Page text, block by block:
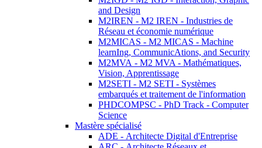
and Design
M2IREN - M2 IREN - Industries de
Réseau et économie numérique
M2MICAS - M2 MICAS - Machine
learnIng, CommunicAtions, and Security
M2MVA - M2 MVA - Mathématiques,
Vision, Apprentissage
M2SETI - M2 SETI - Systèmes
embarqués et traitement de l'information
PHDCOMPSC - PhD Track - Computer
Science
Mastère spécialisé
ADE - Architecte Digital d'Entreprise